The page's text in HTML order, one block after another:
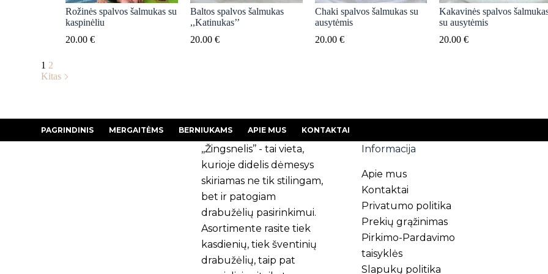
Rožinės spalvos šalmukas su
kaspinėliu
20.00€
Baltos spalvos šalmukas
,,Katinukas’’
20.00 €
Chaki spalvos šalmukas su
ausytėmis
20.00 €
Kakavinės spalvos
su ausytėmis
20.00€
1 2
Kitas
PAGRINDINIS MERGAITĖMS BERNIUKAMS APIE MUS KONTAKTAI
,,Žingsnelis’’ - tai vieta,
kurioje didelis dėmesys
skiriamas ne tik stilingam,
bet ir patogiam
drabužėlių pasirinkimui.
Asortimente rasite tiek
kasdienių, tiek šventinių
drabužėlių, taip pat
Informacija
Apie mus
Kontaktai
Privatumo politika
Prekių grąžinimas
Pirkimo-Pardavimo
taisyklės
Slapukų politika